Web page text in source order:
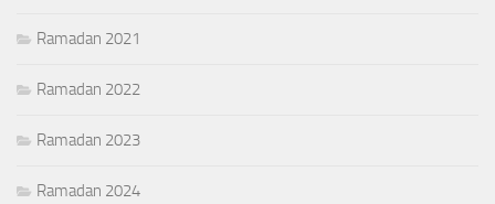
Ramadan 2021
Ramadan 2022
Ramadan 2023
Ramadan 2024